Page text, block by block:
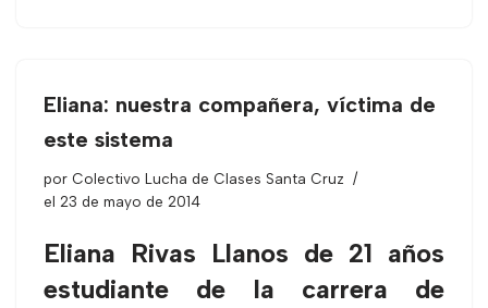
Eliana: nuestra compañera, víctima de
este sistema
por Colectivo Lucha de Clases Santa Cruz
el 23 de mayo de 2014
Eliana Rivas Llanos de 21 años
estudiante de la carrera de